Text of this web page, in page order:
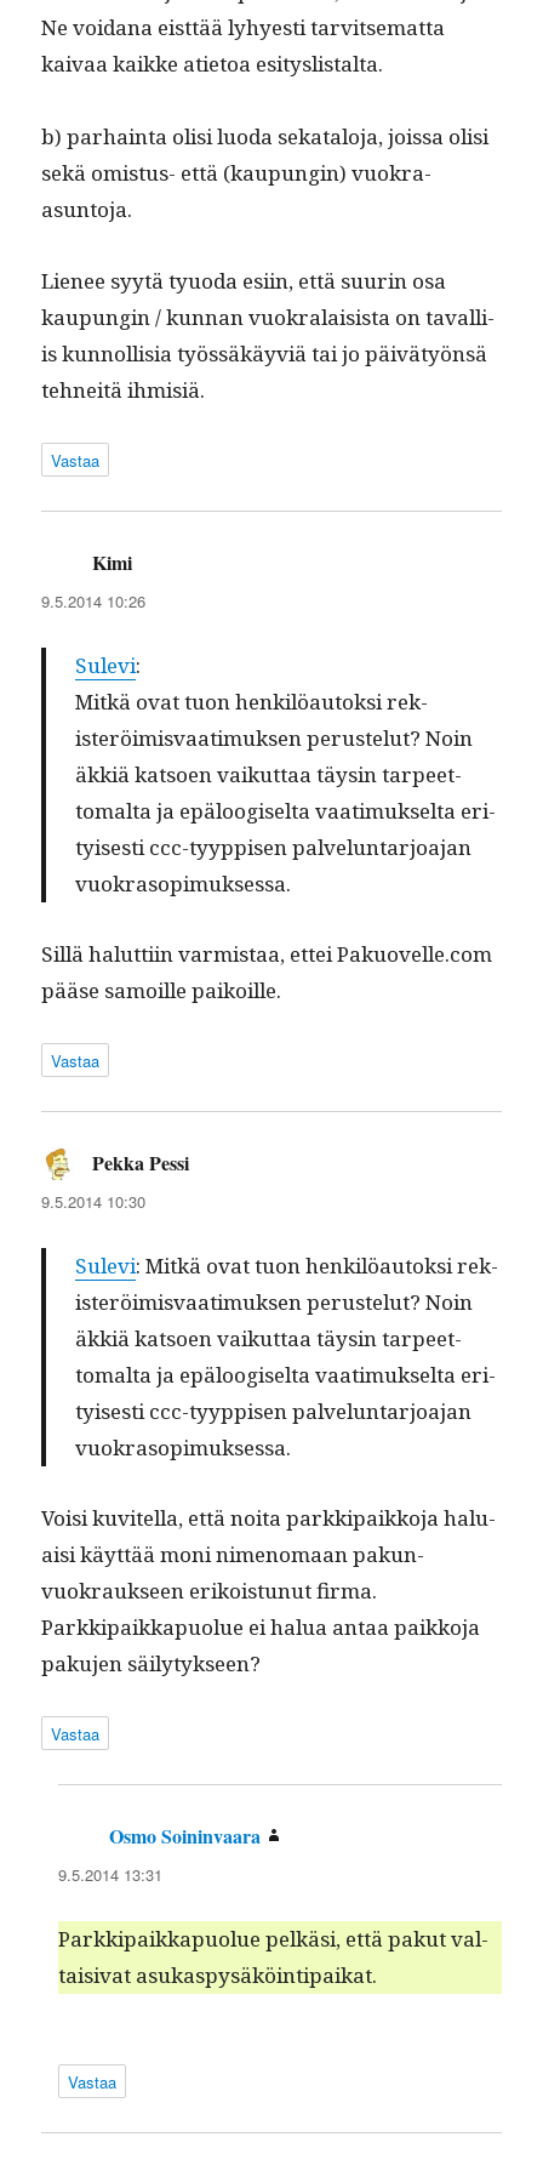
Ne voidana eist­tää lyhyesti tarvit­se­mat­ta
kaivaa kaikke ati­etoa esityslistalta.
b) parhain­ta olisi luo­da sekat­alo­ja, jois­sa olisi
sekä omis­tus- että (kaupun­gin) vuokra-
asuntoja.
Lie­nee syytä tyuo­da esi­in, että suurin osa
kaupun­gin / kun­nan vuokralai­sista on taval­li­
is kun­nol­lisia työssäkäyviä tai jo päivä­työn­sä
tehneitä ihmisiä.
Vastaa
Kimi
9.5.2014 10:26
Sule­vi:
Mitkä ovat tuon henkilöau­tok­si rek­
isteröimis­vaa­timuk­sen peruste­lut? Noin
äkkiä kat­soen vaikut­taa täysin tarpeet­
toma­l­ta ja epälo­ogiselta vaa­timuk­selta eri­
tyis­es­ti ccc-tyyp­pisen palvelun­tar­joa­jan
vuokrasopimuksessa.
Sil­lä halut­ti­in varmis­taa, ettei Pakuovelle.com
pääse samoille paikoille.
Vastaa
Pekka Pessi
9.5.2014 10:30
Sule­vi: Mitkä ovat tuon henkilöau­tok­si rek­
isteröimis­vaa­timuk­sen peruste­lut? Noin
äkkiä kat­soen vaikut­taa täysin tarpeet­
toma­l­ta ja epälo­ogiselta vaa­timuk­selta eri­
tyis­es­ti ccc-tyyp­pisen palvelun­tar­joa­jan
vuokrasopimuksessa.
Voisi kuvitel­la, että noi­ta parkkipaikko­ja halu­
aisi käyt­tää moni nimeno­maan pakun­
vuokrauk­seen erikois­tunut fir­ma.
Parkkipaikka­puolue ei halua antaa paikko­ja
paku­jen säilytykseen?
Vastaa
Osmo Soininvaara
9.5.2014 13:31
Parkkipaikka­puolue pelkäsi, että pakut val­
taisi­vat asukaspysäköintipaikat.
Vastaa